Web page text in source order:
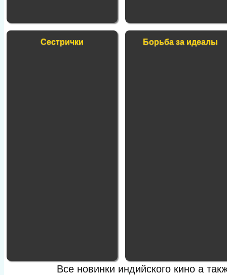
Сестрички Борьба за идеалы
Все новинки индийского кино а